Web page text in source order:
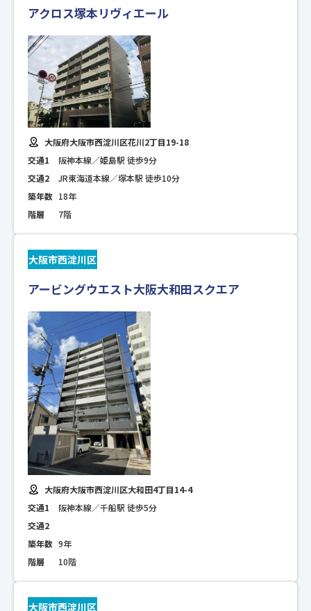
アクロス塚本リヴィエール
大阪府大阪市西淀川区花川2丁目19-18
交通1
阪神本線／姫島駅 徒歩9分
交通2
JR東海道本線／塚本駅 徒歩10分
築年数 18年
階層
7階
大阪市西淀川区
アービングウエスト大阪大和田スクエア
大阪府大阪市西淀川区大和田4丁目14-4
交通1
阪神本線／千船駅 徒歩5分
交通2
築年数 9年
階層
10階
大阪市西淀川区